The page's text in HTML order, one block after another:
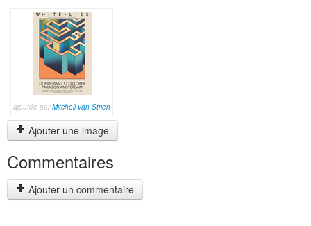
ajoutée parMitchell van Strien
Ajouter une image
Commentaires
Ajouter un commentaire